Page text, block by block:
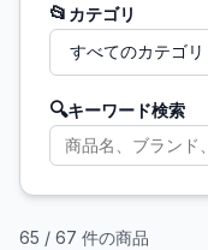
📂 カテゴリ
🔍キーワード検索
65 / 67 件の商品